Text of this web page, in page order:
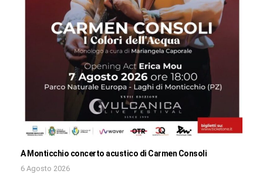
A Monticchio concerto acustico di Carmen Consoli
6 Agosto 2026